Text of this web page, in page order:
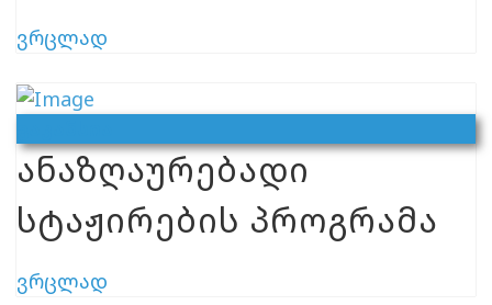
ვრცლად
ანაზღაურებადი
სტაჟირების პროგრამა
ვრცლად